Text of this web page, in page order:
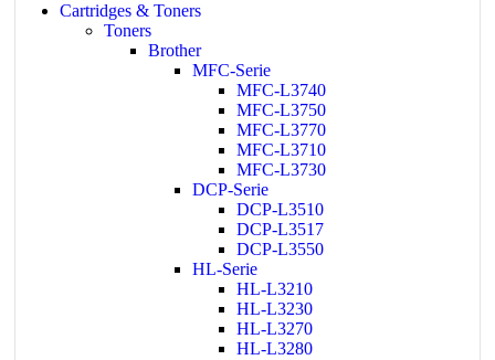
Cartridges & Toners
Toners
Brother
MFC-Serie
MFC-L3740
MFC-L3750
MFC-L3770
MFC-L3710
MFC-L3730
DCP-Serie
DCP-L3510
DCP-L3517
DCP-L3550
HL-Serie
HL-L3210
HL-L3230
HL-L3270
HL-L3280